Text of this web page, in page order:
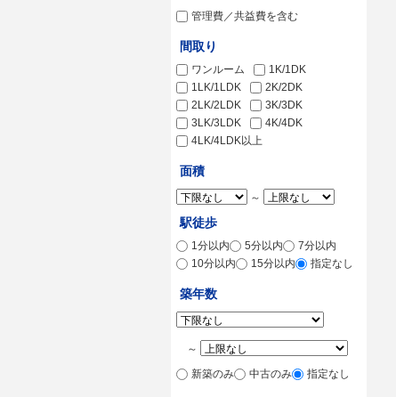
管理費／共益費を含む
間取り
ワンルーム
1K/1DK
1LK/1LDK
2K/2DK
2LK/2LDK
3K/3DK
3LK/3LDK
4K/4DK
4LK/4LDK以上
面積
～
駅徒歩
1分以内 5分以内
7分以内
10分以内
15分以内 指定なし
築年数
～
新築のみ
中古のみ 指定なし